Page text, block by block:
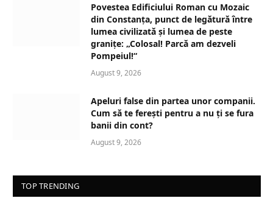
Povestea Edificiului Roman cu Mozaic
din Constanța, punct de legătură între
lumea civilizată și lumea de peste
granițe: „Colosal! Parcă am dezveli
Pompeiul!“
August 9, 2026
Apeluri false din partea unor companii.
Cum să te ferești pentru a nu ți se fura
banii din cont?
August 9, 2026
TOP TRENDING